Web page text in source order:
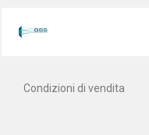
Condizioni di vendita